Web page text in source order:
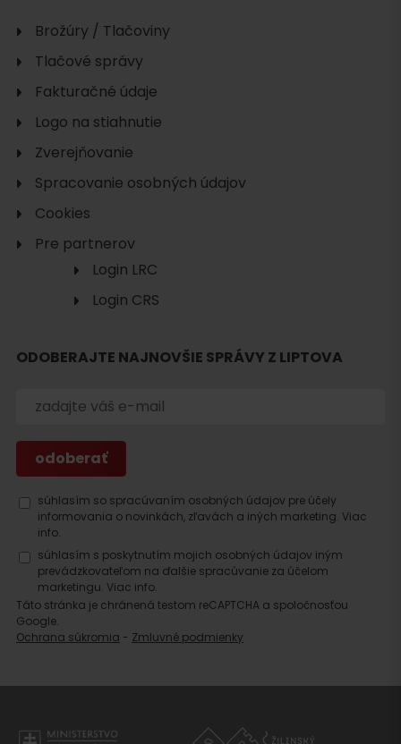
Hľadať
Brožúry / Tlačoviny
Tlačové správy
Fakturačné údaje
Logo na stiahnutie
Zverejňovanie
Spracovanie osobných údajov
Cookies
Pre partnerov
Login LRC
Login CRS
ODOBERAJTE NAJNOVŠIE SPRÁVY Z LIPTOVA
súhlasím so spracúvaním osobných údajov pre účely
informovania o novinkách, zľavách a iných marketing. Viac
info.
súhlasím s poskytnutím mojich osobných údajov iným
prevádzkovateľom na ďalšie spracúvanie za účelom
marketingu. Viac info.
Táto stránka je chránená testom reCAPTCHA a spoločnosťou
Google.
Ochrana súkromia - Zmluvné podmienky